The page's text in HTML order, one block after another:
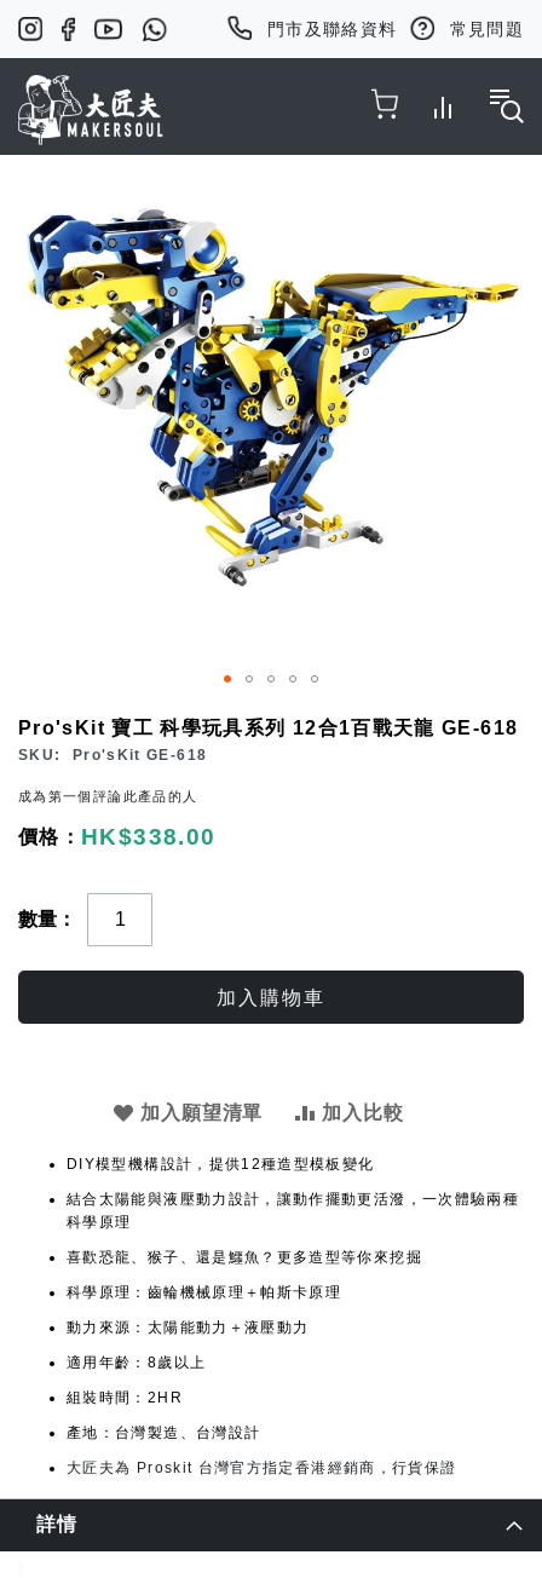
門市及聯絡資料 常見問題
Pro'sKit 寶工 科學玩具系列 12合1百戰天龍 GE-618
SKU Pro'sKit GE-618
成為第一個評論此產品的人
HK$338.00
數量
加入購物車
加入願望清單 加入比較
DIY模型機構設計，提供12種造型模板變化
結合太陽能與液壓動力設計，讓動作擺動更活潑，一次體驗兩種
科學原理
喜歡恐龍、猴子、還是鱷魚？更多造型等你來挖掘
科學原理：齒輪機械原理＋帕斯卡原理
動力來源：太陽能動力＋液壓動力
適用年齡：8歲以上
組裝時間：2HR
產地：台灣製造、台灣設計
大匠夫為 Proskit 台灣官方指定香港經銷商，行貨保證
the
end
of
images
gallery
beginning
of
images
gallery
詳情